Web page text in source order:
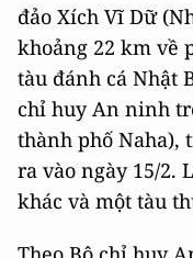
đảo Xích Vĩ Dữ
khoảng 22 km về
tàu đánh cá Nhật
chỉ huy An ninh
thành phố Naha),
ra vào ngày 15/2.
khác và một tàu